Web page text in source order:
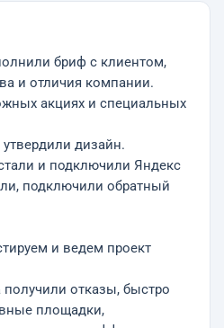
бриф с клиентом,
и отличия компании.
акциях и специальных
утвердили дизайн.
и подключили Яндекс
подключили обратный
и ведем проект
отказы, быстро
площадки,